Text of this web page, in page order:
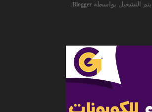
يتم التشغيل بواسطة Blogger
.